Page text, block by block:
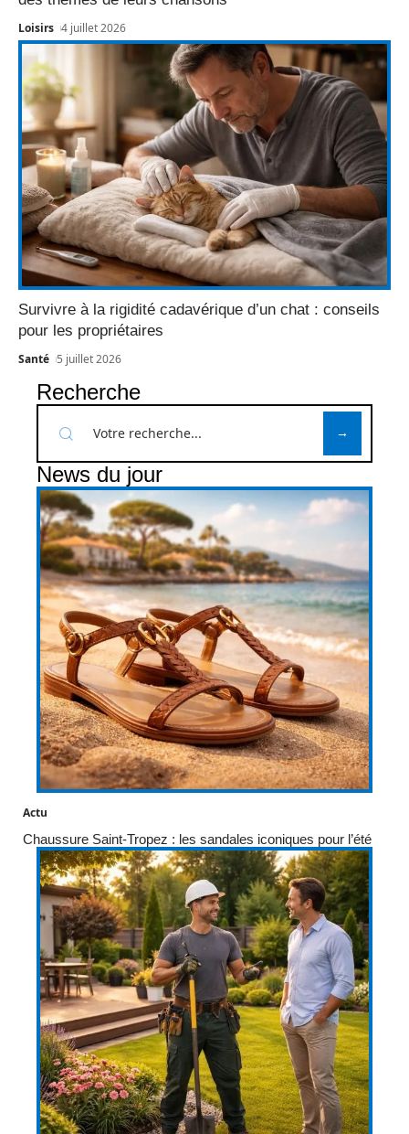
Loisirs 4 juillet 2026
Survivre à la rigidité cadavérique d’un chat : conseils
pour les propriétaires
Santé 5 juillet 2026
Recherche
News du jour
Actu
Chaussure Saint-Tropez : les sandales iconiques pour l’été